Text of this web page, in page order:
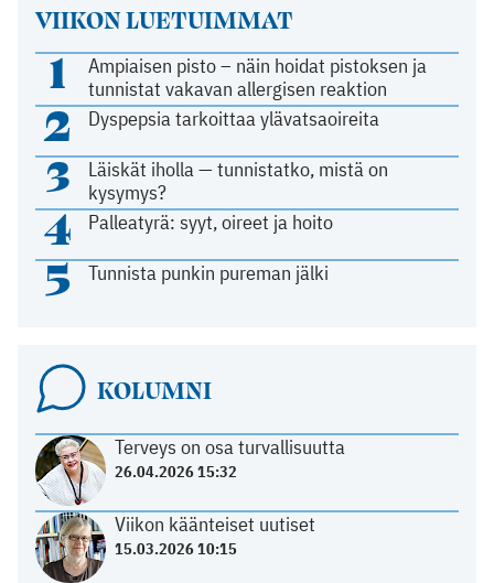
VIIKON LUETUIMMAT
1
Ampiaisen pisto – näin hoidat pistoksen ja
tunnistat vakavan allergisen reaktion
2 Dyspepsia tarkoittaa ylävatsaoireita
3
Läiskät iholla — tunnistatko, mistä on
kysymys?
4 Palleatyrä: syyt, oireet ja hoito
5 Tunnista punkin pureman jälki
KOLUMNI
Terveys on osa turvallisuutta
26.04.2026 15:32
Viikon käänteiset uutiset
15.03.2026 10:15